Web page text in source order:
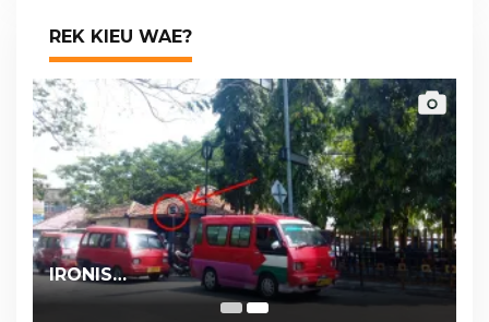
REK KIEU WAE?
IRONIS…